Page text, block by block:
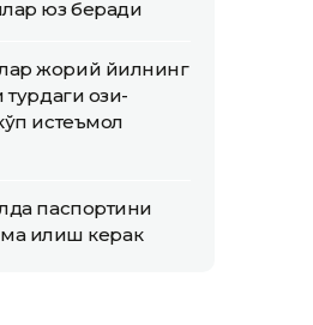
юз беради
жорий йилнинг
озиқ-
истеъмол
паспортини
қилиш керак